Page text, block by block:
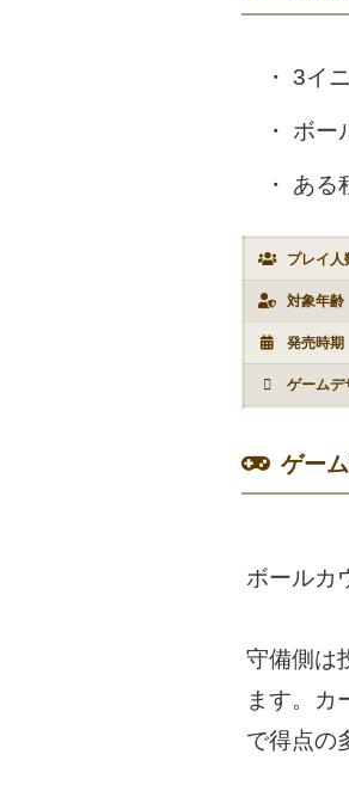
3イ
ボー
ある
プレイ人
対象年齢
発売時期
ゲームデ
ゲー
ボールカ
守備側は
ます。カ
で得点の